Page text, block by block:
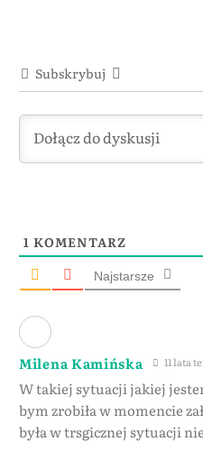
Subskrybuj
1 KOMENTARZ
Najstarsze
Milena Kamińska 11 lata
W takiej sytuacji jakiej
bym zrobiła w momencie
była w trsgicznej sytuacji